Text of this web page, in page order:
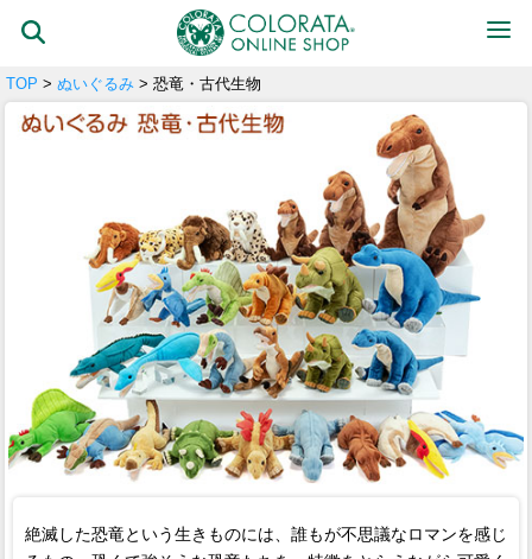
TOP > ぬいぐるみ > 恐竜・古代生物
絶滅した恐竜という生きものには、誰もが不思議なロマンを感じ